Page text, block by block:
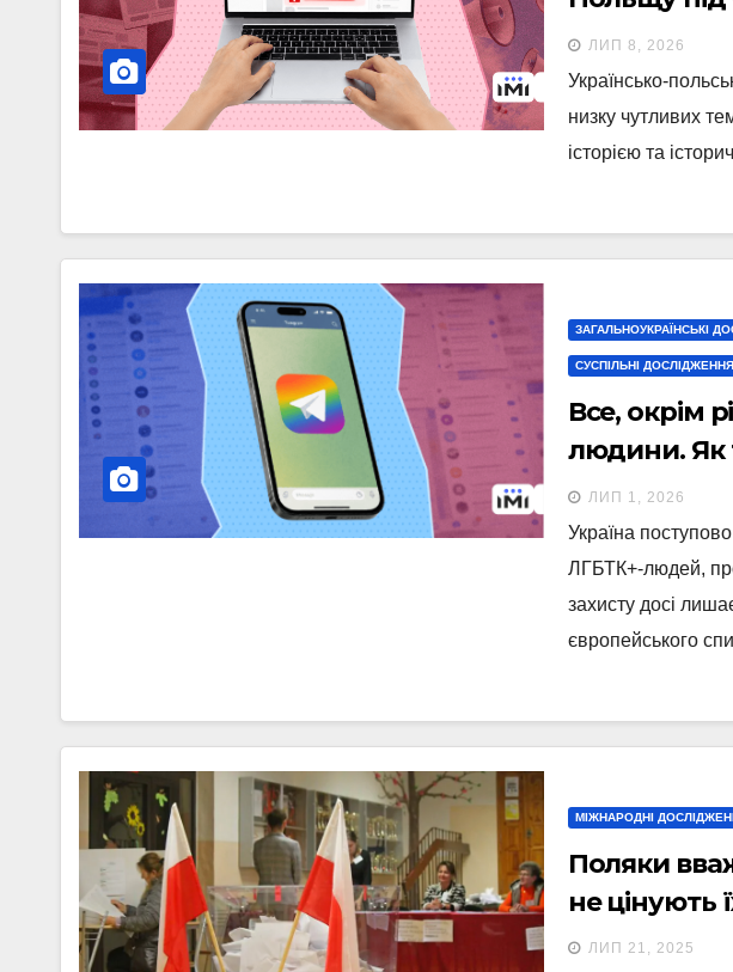
УПА
ЛИП 8, 2026
Українсько-
низку чутливих
історією та
ЗАГАЛЬНОУКРАЇНСЬКІ
СУСПІЛЬНІ ДОСЛІДЖЕННЯ
Все, окрім
людини. Як
ЛГБТК+
ЛИП 1, 2026
Україна
ЛГБТК+-людей,
захисту досі
європейського
МІЖНАРОДНІ
Поляки
не цінують
ЛИП 21, 2025